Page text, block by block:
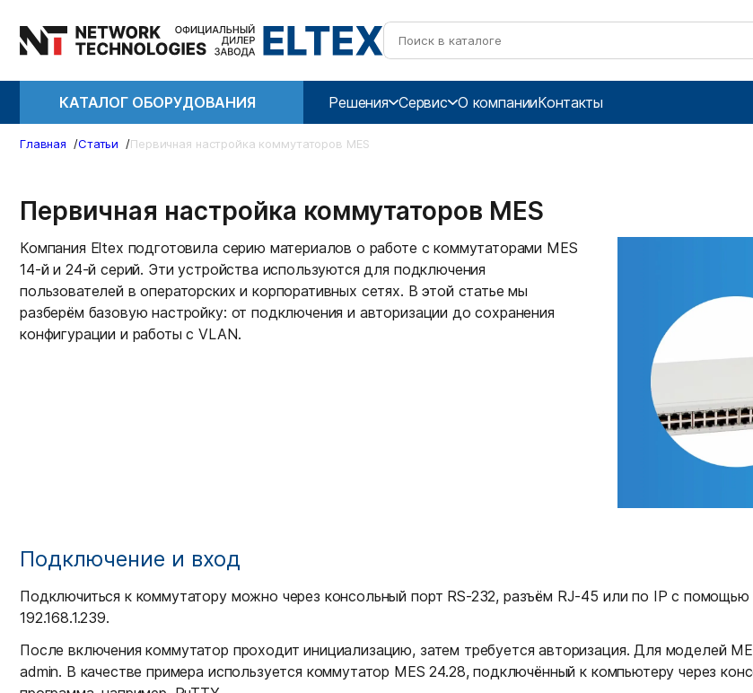
КАТАЛОГ ОБОРУДОВАНИЯ Решения Сервис О компанииКонтакты
Главная /Статьи /Первичная настройка коммутаторов MES
Первичная настройка коммутаторов MES
Компания Eltex подготовила серию материалов о работе с коммутаторами MES
14-й и 24-й серий. Эти устройства используются для подключения
пользователей в операторских и корпоративных сетях. В этой статье мы
разберём базовую настройку: от подключения и авторизации до сохранения
конфигурации и работы с VLAN.
Подключение и вход
Подключиться к коммутатору можно через консольный порт RS-232, разъём RJ-45 или по IP с
192.168.1.239.
После включения коммутатор проходит инициализацию, затем требуется авторизация. Для моделей
admin. В качестве примера используется коммутатор MES 24.28, подключённый к компьютеру через